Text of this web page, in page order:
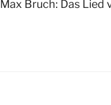
Max Bruch: Das Lied